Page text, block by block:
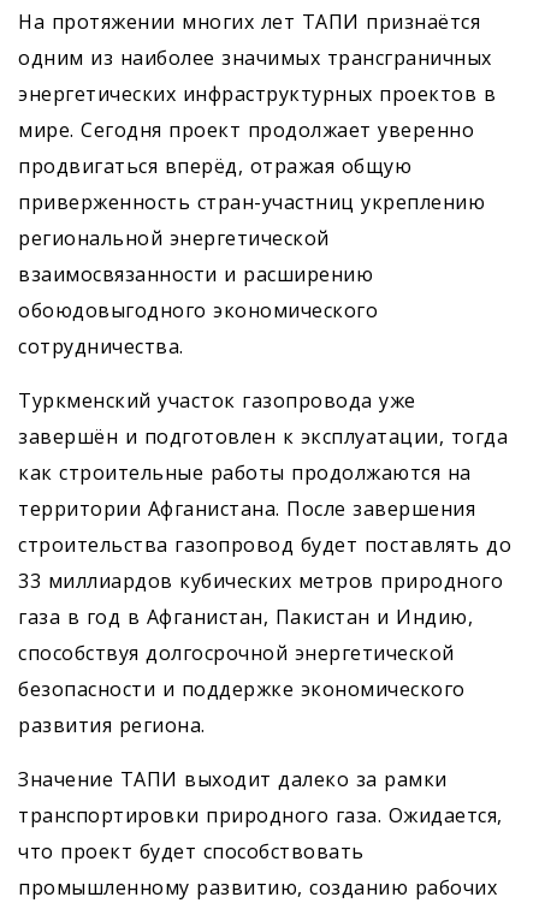
На протяжении многих лет ТАПИ признаётся
одним из наиболее значимых трансграничных
энергетических инфраструктурных проектов в
мире. Сегодня проект продолжает уверенно
продвигаться вперёд, отражая общую
приверженность стран-участниц укреплению
региональной энергетической
взаимосвязанности и расширению
обоюдовыгодного экономического
сотрудничества.
Туркменский участок газопровода уже
завершён и подготовлен к эксплуатации, тогда
как строительные работы продолжаются на
территории Афганистана. После завершения
строительства газопровод будет поставлять до
33 миллиардов кубических метров природного
газа в год в Афганистан, Пакистан и Индию,
способствуя долгосрочной энергетической
безопасности и поддержке экономического
развития региона.
Значение ТАПИ выходит далеко за рамки
транспортировки природного газа. Ожидается,
что проект будет способствовать
промышленному развитию, созданию рабочих